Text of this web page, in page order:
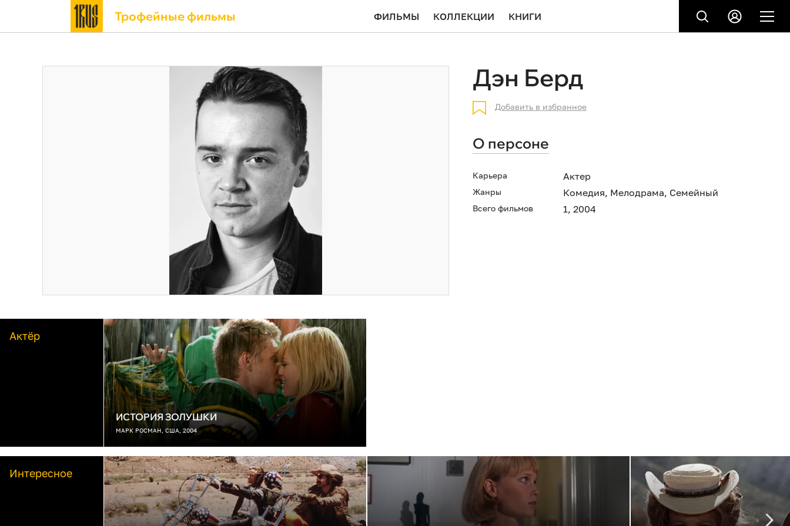
Трофейные фильмы ФИЛЬМЫ КОЛЛЕКЦИИ КНИГИ
Дэн Берд
Добавить в избранное
О персоне
Карьера Актер
Жанры Комедия, Мелодрама, Семейный
Всего фильмов 1, 2004
Актёр
ИСТОРИЯ ЗОЛУШКИ
МАРК РОСМАН, США, 2004
Интересное